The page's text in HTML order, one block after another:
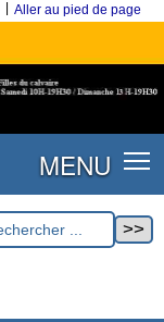
Aller au pied de page
MENU